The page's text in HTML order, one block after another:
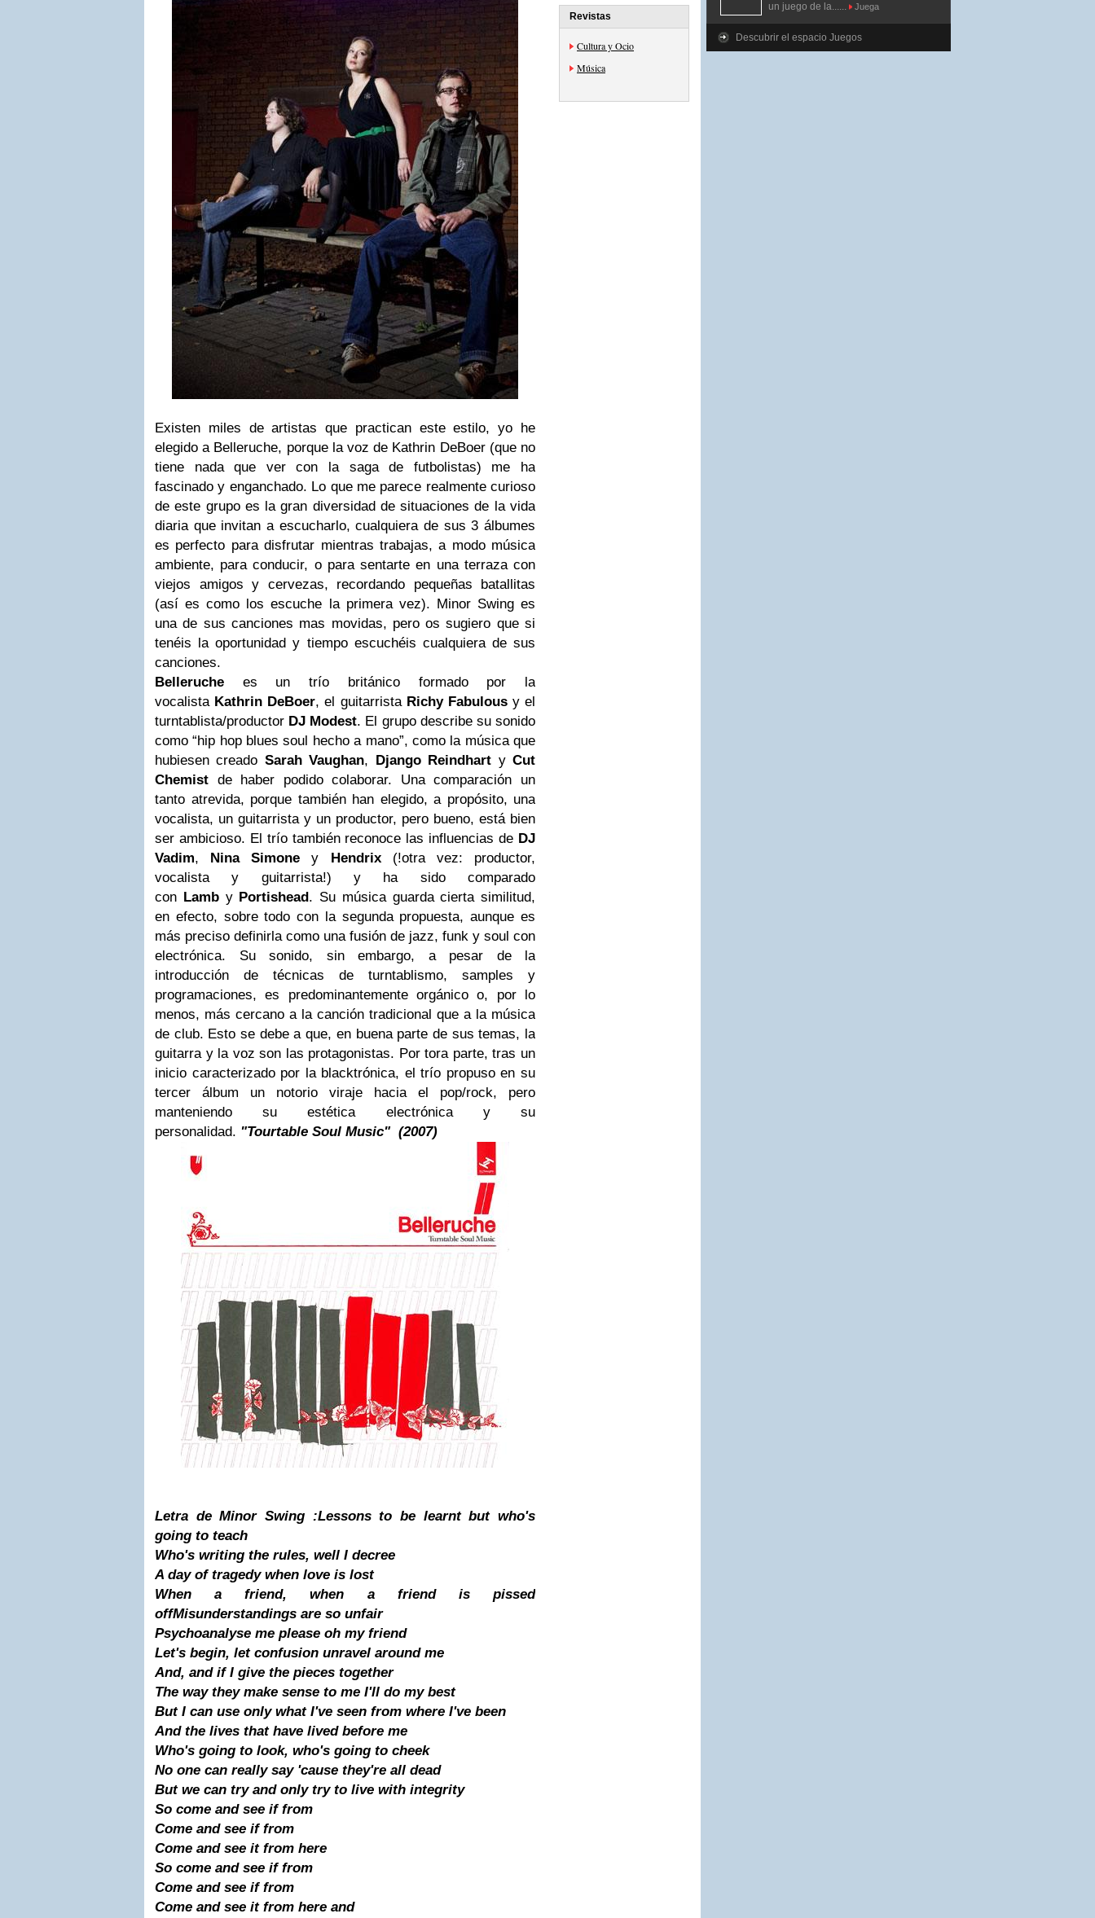
Existen miles de artistas que practican este estilo, yo he
elegido a Belleruche, porque la voz de Kathrin DeBoer(que no
tiene nada que ver con la saga de futbolistas) me ha
fascinado y enganchado. Lo que me parece realmente curioso
de este grupo es la gran diversidad de situaciones de la vida
diaria que invitan a escucharlo, cualquiera de sus 3 álbumes
es perfecto para disfrutar mientras trabajas, a modo música
ambiente, para conducir, o para sentarte en una terraza con
viejos amigos y cervezas, recordando pequeñas batallitas
(así es como los escuche la primera vez). Minor Swinges
una de sus canciones mas movidas, pero os sugiero que si
tenéis la oportunidad y tiempo escuchéis cualquiera de sus
canciones.
Belleruche es un trío británico formado por la
vocalista Kathrin DeBoer, el guitarrista Richy Fabulousy el
turntablista/productor DJ Modest. El grupo describe su sonido
como “hip hop blues soul hecho a mano”, como la música que
hubiesen creado Sarah Vaughan, Django Reindhart yCut
Chemist de haber podido colaborar. Una comparación un
tanto atrevida, porque también han elegido, a propósito, una
vocalista, un guitarrista y un productor, pero bueno, está bien
ser ambicioso. El trío también reconoce las influencias de DJ
Vadim, Nina Simone y Hendrix(!otra vez: productor,
vocalista y guitarrista!) y ha sido comparado
con Lamby Portishead. Su música guarda cierta similitud,
en efecto, sobre todo con la segunda propuesta, aunque es
más preciso definirla como una fusión de jazz, funk y soul con
electrónica. Su sonido, sin embargo, a pesar de la
introducción de técnicas de turntablismo, samples y
programaciones, es predominantemente orgánico o, por lo
menos, más cercano a la canción tradicional que a la música
de club. Esto se debe a que, en buena parte de sus temas, la
guitarra y la voz son las protagonistas. Por tora parte, tras un
inicio caracterizado por la blacktrónica, el trío propuso en su
tercer álbum un notorio viraje hacia el pop/rock, pero
manteniendo su estética electrónica y su
personalidad. "Tourtable Soul Music" (2007)
Letra de Minor Swing :Lessons to be learnt but who's
going to teach
Who's writing the rules, well I decree
A day of tragedy when love is lost
When a friend, when a friend is pissed
offMisunderstandings are so unfair
Psychoanalyse me please oh my friend
Let's begin, let confusion unravel around me
And, and if I give the pieces together
The way they make sense to me I'll do my best
But I can use only what I've seen from where I've been
And the lives that have lived before me
Who's going to look, who's going to cheek
No one can really say 'cause they're all dead
But we can try and only try to live with integrity
So come and see if from
Come and see if from
Come and see it from here
So come and see if from
Come and see if from
Come and see it from here and
Revistas
Cultura y Ocio
Música
un juego de la......
Juega
Descubrir el espacio Juegos